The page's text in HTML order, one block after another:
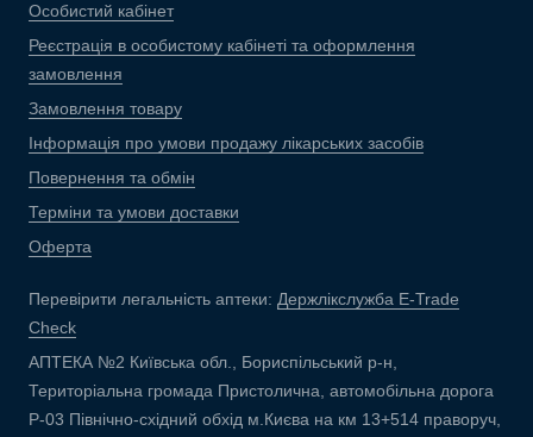
Особистий кабінет
Реєстрація в особистому кабінеті та оформлення
замовлення
Замовлення товару
Інформація про умови продажу лікарських засобів
Повернення та обмін
Терміни та умови доставки
Оферта
Перевірити легальність аптеки: Держлікслужба E-Trade
Check
АПТЕКА №2 Київська обл., Бориспільський р-н,
Територіальна громада Пристолична, автомобільна дорога
Р-03 Північно-східний обхід м.Києва на км 13+514 праворуч,